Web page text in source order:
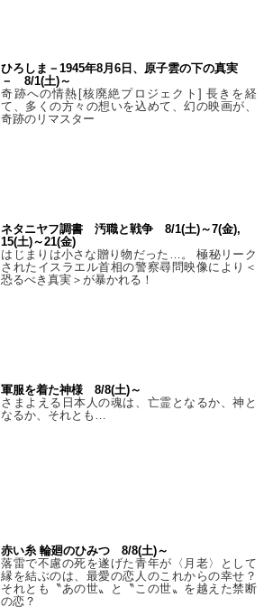
ひろしま－1945年8月6日、原子雲の下の真実
－ 8/1(土)～
奇跡への情熱[核廃絶プロジェクト] 長きを経
て、多くの方々の想いを込めて、幻の映画が、
奇跡のリマスター
ネタニヤフ調書 汚職と戦争 8/1(土)～7(金),
15(土)～21(金)
はじまりは小さな贈り物だった…。 極秘リーク
されたイスラエル首相の警察尋問映像により＜
恐るべき真実＞が暴かれる！
軍服を着た神様 8/8(土)～
さまよえる日本人の魂は、亡霊となるか、神と
なるか、それとも…
赤い糸 輪廻のひみつ 8/8(土)～
落雷で不慮の死を遂げた青年が〈月老〉として
縁を結ぶのは、最愛の恋人のこれからの幸せ？
それとも〝あの世〟と〝この世〟を越えた禁断
の恋？